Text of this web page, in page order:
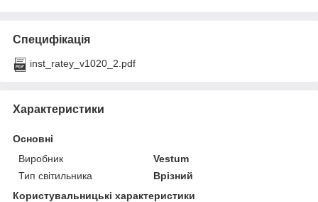
Специфікація
inst_ratey_v1020_2.pdf
Характеристики
Основні
Виробник
Vestum
Тип світильника
Врізний
Користувальницькі характеристики